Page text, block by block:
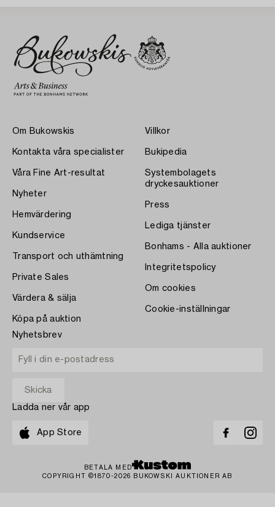
Om Bukowskis
Kontakta våra specialister
Våra Fine Art-resultat
Nyheter
Hemvärdering
Kundservice
Transport och uthämtning
Private Sales
Värdera & sälja
Köpa på auktion
Villkor
Bukipedia
Systembolagets
dryckesauktioner
Press
Lediga tjänster
Bonhams - Alla auktioner
Integritetspolicy
Om cookies
Cookie-inställningar
Nyhetsbrev
Ladda ner vår app
App Store
BETALA MED
COPYRIGHT ©1870-2026 BUKOWSKI AUKTIONER AB